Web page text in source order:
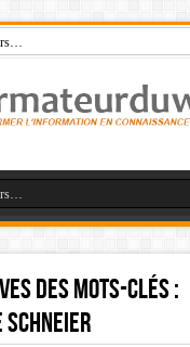
des mots-clés :
Schneier